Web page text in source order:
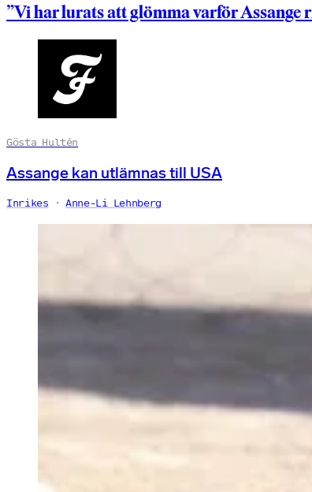
”Vi har lurats att glömma varför Assange
Gösta Hultén
Assange kan utlämnas till USA
Inrikes Anne-Li Lehnberg